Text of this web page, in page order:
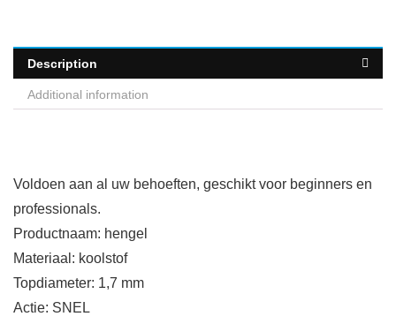
Description
Additional information
Voldoen aan al uw behoeften, geschikt voor beginners en
professionals.
Productnaam: hengel
Materiaal: koolstof
Topdiameter: 1,7 mm
Actie: SNEL